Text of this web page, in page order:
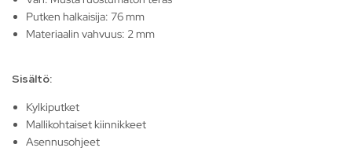
Putken halkaisija: 76 mm
Materiaalin vahvuus: 2 mm
Sisältö:
Kylkiputket
Mallikohtaiset kiinnikkeet
Asennusohjeet